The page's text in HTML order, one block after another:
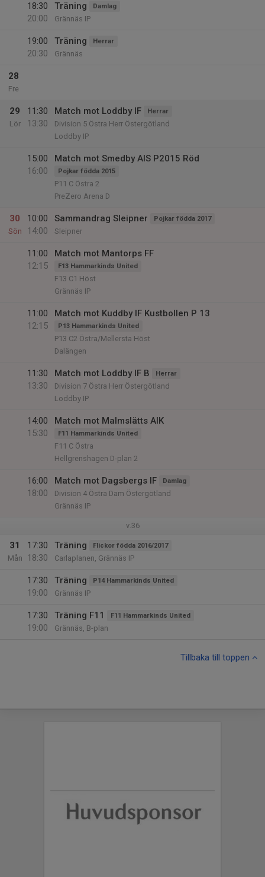
18:30
20:00
Träning Damlag
Grännäs IP
19:00
20:30
Träning Herrar
Grännäs
28
Fre
29
Lör
11:30
13:30
Match mot Loddby IF Herrar
Division 5 Östra Herr Östergötland
Loddby IP
15:00
16:00
Match mot Smedby AIS P2015 Röd
Pojkar födda 2015
P11 C Östra 2
PreZero Arena D
30
Sön
10:00
14:00
Sammandrag Sleipner Pojkar födda 2017
Sleipner
11:00
12:15
Match mot Mantorps FF
F13 Hammarkinds United
F13 C1 Höst
Grännäs IP
11:00
12:15
Match mot Kuddby IF Kustbollen P 13
P13 Hammarkinds United
P13 C2 Östra/Mellersta Höst
Dalängen
11:30
13:30
Match mot Loddby IF B Herrar
Division 7 Östra Herr Östergötland
Loddby IP
14:00
15:30
Match mot Malmslätts AIK
F11 Hammarkinds United
F11 C Östra
Hellgrenshagen D-plan 2
16:00
18:00
Match mot Dagsbergs IF Damlag
Division 4 Östra Dam Östergötland
Grännäs IP
v.36
31
Mån
17:30
18:30
Träning Flickor födda 2016/2017
Carlaplanen, Grännäs IP
17:30
19:00
Träning P14 Hammarkinds United
Grännäs IP
17:30
19:00
Träning F11 F11 Hammarkinds United
Grännäs, B-plan
Tillbaka till toppen